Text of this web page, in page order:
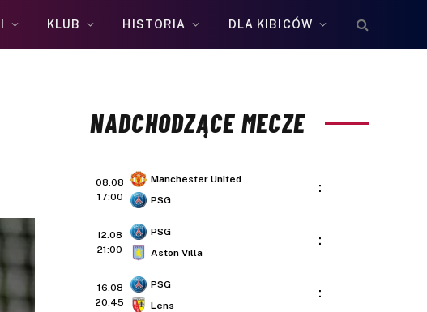
KLUB HISTORIA DLA KIBICÓW
NADCHODZĄCE MECZE
08.08
17:00
Manchester United
PSG
:
12.08
21:00
PSG
Aston Villa
:
16.08
20:45
PSG
Lens
: